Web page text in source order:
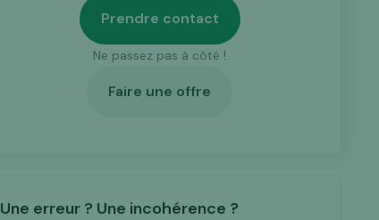
Prendre contact
Ne passez pas à côté !
Faire une offre
Une erreur ? Une incohérence ?